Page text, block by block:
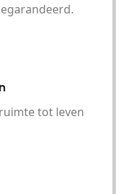
tot leven